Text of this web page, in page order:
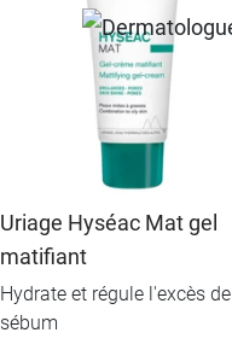
Uriage Hyséac Mat gel
matifiant
Hydrate et régule l'excès de
sébum